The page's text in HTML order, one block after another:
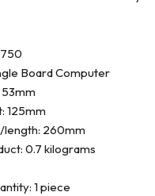
Board Computer
125mm
length: 260mm
0.7 kilograms
1 piece